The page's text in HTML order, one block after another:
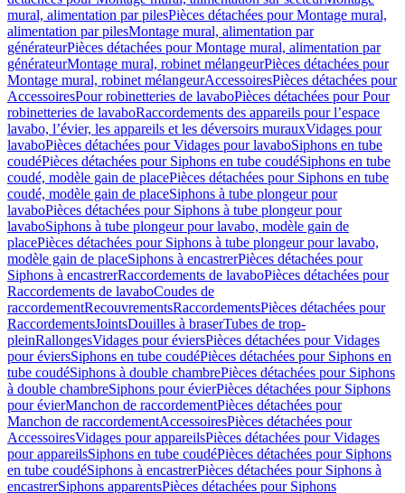
mural, alimentation par pilesPièces détachées pour Montage mural,
alimentation par pilesMontage mural, alimentation par
générateurPièces détachées pour Montage mural, alimentation par
générateurMontage mural, robinet mélangeurPièces détachées pour
Montage mural, robinet mélangeurAccessoiresPièces détachées pour
AccessoiresPour robinetteries de lavaboPièces détachées pour Pour
robinetteries de lavaboRaccordements des appareils pour l’espace
lavabo, l’évier, les appareils et les déversoirs murauxVidages pour
lavaboPièces détachées pour Vidages pour lavaboSiphons en tube
coudéPièces détachées pour Siphons en tube coudéSiphons en tube
coudé, modèle gain de placePièces détachées pour Siphons en tube
coudé, modèle gain de placeSiphons à tube plongeur pour
lavaboPièces détachées pour Siphons à tube plongeur pour
lavaboSiphons à tube plongeur pour lavabo, modèle gain de
placePièces détachées pour Siphons à tube plongeur pour lavabo,
modèle gain de placeSiphons à encastrerPièces détachées pour
Siphons à encastrerRaccordements de lavaboPièces détachées pour
Raccordements de lavaboCoudes de
raccordementRecouvrementsRaccordementsPièces détachées pour
RaccordementsJointsDouilles à braserTubes de trop-
pleinRallongesVidages pour éviersPièces détachées pour Vidages
pour éviersSiphons en tube coudéPièces détachées pour Siphons en
tube coudéSiphons à double chambrePièces détachées pour Siphons
à double chambreSiphons pour évierPièces détachées pour Siphons
pour évierManchon de raccordementPièces détachées pour
Manchon de raccordementAccessoiresPièces détachées pour
AccessoiresVidages pour appareilsPièces détachées pour Vidages
pour appareilsSiphons en tube coudéPièces détachées pour Siphons
en tube coudéSiphons à encastrerPièces détachées pour Siphons à
encastrerSiphons apparentsPièces détachées pour Siphons